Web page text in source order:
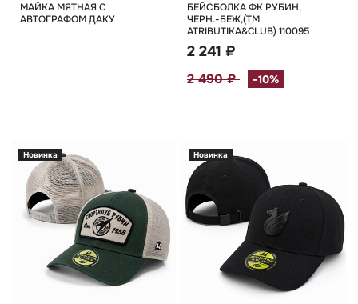
МАЙКА МЯТНАЯ С
АВТОГРАФОМ ДАКУ
БЕЙСБОЛКА ФК РУБИН,
ЧЕРН.-БЕЖ,(TM
ATRIBUTIKA&CLUB) 110095
2 241 ₽
2 490 ₽ -10%
Новинка Новинка